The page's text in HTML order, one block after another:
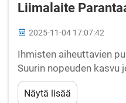
Liimalaite
2025-11-04 17:07:42
Ihmisten aiheuttavien
Suurin nopeuden
poistamisesta.
hidas,
Näytä lisää